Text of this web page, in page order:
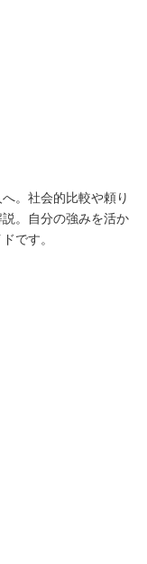
。社会的比較や頼り
。自分の強みを活か
です。